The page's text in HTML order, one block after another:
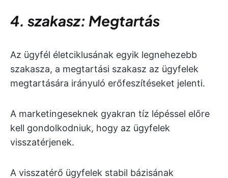
4. szakasz: Megtartás
Az ügyfél életciklusának egyik legnehezebb
szakasza, a megtartási szakasz az ügyfelek
megtartására irányuló erőfeszítéseket jelenti.
A marketingeseknek gyakran tíz lépéssel előre
kell gondolkodniuk, hogy az ügyfelek
visszatérjenek.
A visszatérő ügyfelek stabil bázisának